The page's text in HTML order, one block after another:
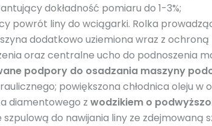
N
)
O
dokładność pomiaru do 1-3%;
powrót liny do wciągarki. Rolka
dodatkowo uziemiona wraz z
oraz centralne ucho do podnoszenia
podpory do osadzania maszyny
powiększona chłodnica oleju w
diamentowego z wodzikiem o
do nawijania liny ze zdejmowaną